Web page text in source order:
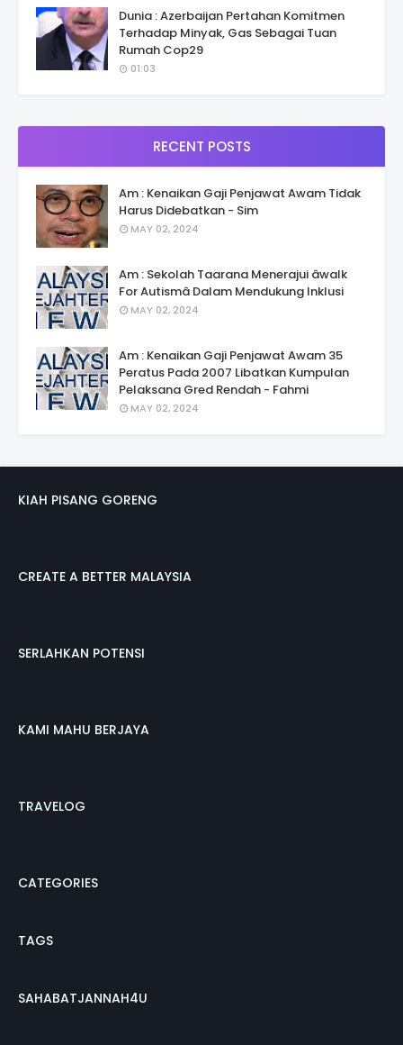
Dunia : Azerbaijan Pertahan Komitmen
Terhadap Minyak, Gas Sebagai Tuan
Rumah Cop29
01:03
RECENT POSTS
Am : Kenaikan Gaji Penjawat Awam Tidak
Harus Didebatkan - Sim
MAY 02, 2024
Am : Sekolah Taarana Menerajui âwalk
For Autismâ Dalam Mendukung Inklusi
MAY 02, 2024
Am : Kenaikan Gaji Penjawat Awam 35
Peratus Pada 2007 Libatkan Kumpulan
Pelaksana Gred Rendah - Fahmi
MAY 02, 2024
KIAH PISANG GORENG
CREATE A BETTER MALAYSIA
SERLAHKAN POTENSI
KAMI MAHU BERJAYA
TRAVELOG
CATEGORIES
TAGS
SAHABATJANNAH4U